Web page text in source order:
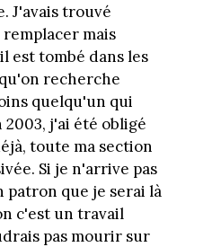
J'avais trouvé
mais
est tombé dans les
recherche
quelqu'un qui
2003, j'ai été obligé
toute ma section
Si je n'arrive pas
patron que je serai là
c'est un travail
pas mourir sur